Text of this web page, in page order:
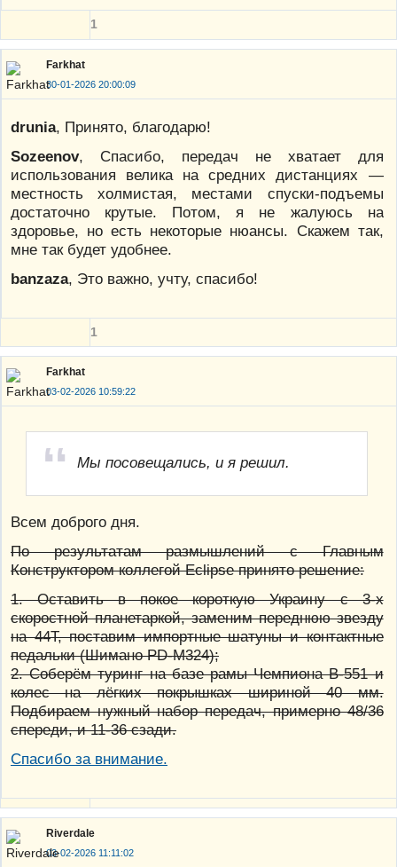
1
Farkhat
30-01-2026 20:00:09
drunia, Принято, благодарю!
Sozeenov, Спасибо, передач не хватает для
использования велика на средних дистанциях —
местность холмистая, местами спуски-подъемы
достаточно крутые. Потом, я не жалуюсь на
здоровье, но есть некоторые нюансы. Скажем так,
мне так будет удобнее.
banzaza, Это важно, учту, спасибо!
1
Farkhat
03-02-2026 10:59:22
Мы посовещались, и я решил.
Всем доброго дня.
По результатам размышлений с Главным
Конструктором коллегой Eclipse принято решение:
1. Оставить в покое короткую Украину с 3-х
скоростной планетаркой, заменим переднюю звезду
на 44Т, поставим импортные шатуны и контактные
педальки (Шимано PD-М324);
2. Соберём туринг на базе рамы Чемпиона В-551 и
колес на лёгких покрышках шириной 40 мм.
Подбираем нужный набор передач, примерно 48/36
спереди, и 11-36 сзади.
Спасибо за внимание.
Riverdale
03-02-2026 11:11:02